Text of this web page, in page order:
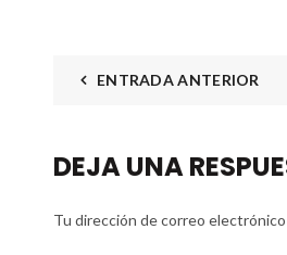
ENTRADA ANTERIOR
DEJA UNA
Tu dirección de correo